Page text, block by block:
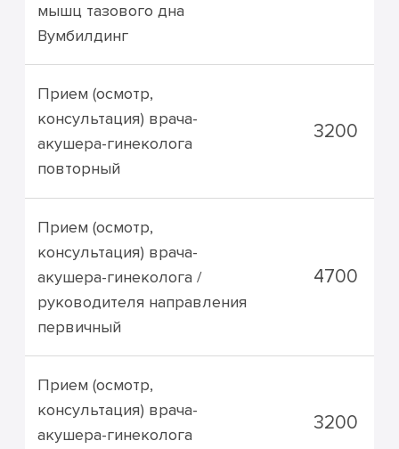
мышц тазового дна
Вумбилдинг
Прием (осмотр,
консультация) врача-
акушера-гинеколога
повторный
3200
Прием (осмотр,
консультация) врача-
акушера-гинеколога /
руководителя направления
первичный
4700
Прием (осмотр,
консультация) врача-
акушера-гинеколога
3200